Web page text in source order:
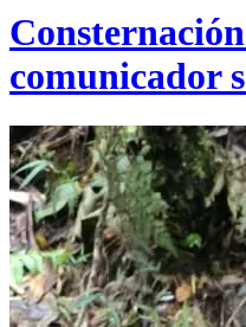
comunicador